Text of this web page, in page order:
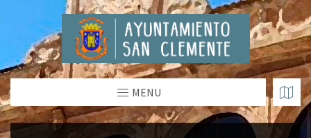
MENU